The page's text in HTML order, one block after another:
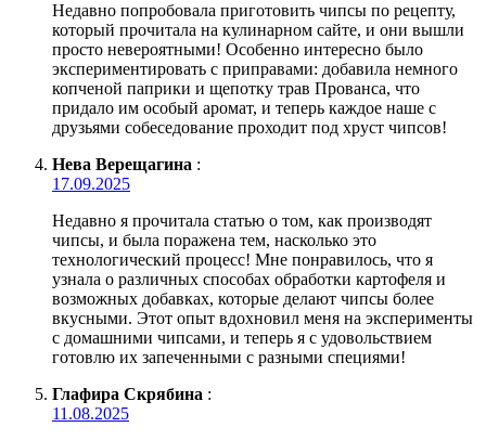
Недавно попробовала приготовить чипсы по рецепту,
который прочитала на кулинарном сайте, и они вышли
просто невероятными! Особенно интересно было
экспериментировать с приправами: добавила немного
копченой паприки и щепотку трав Прованса, что
придало им особый аромат, и теперь каждое наше с
друзьями собеседование проходит под хруст чипсов!
Нева Верещагина :
17.09.2025
Недавно я прочитала статью о том, как производят
чипсы, и была поражена тем, насколько это
технологический процесс! Мне понравилось, что я
узнала о различных способах обработки картофеля и
возможных добавках, которые делают чипсы более
вкусными. Этот опыт вдохновил меня на эксперименты
с домашними чипсами, и теперь я с удовольствием
готовлю их запеченными с разными специями!
Глафира Скрябина :
11.08.2025